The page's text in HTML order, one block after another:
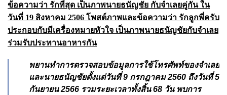
ข้อความว่า รักที่สุด เป็นภาพนายธนัญชัย กับจําเลยคู่กัน ใน
วันที่ 19 สิงหาคม 2506 โพสต์ภาพและข้อความว่า รักลูกพี่ครับ
ประกอบกับมีเครื่องหมายหัวใจ เป็นภาพนายธนัญชัยกับจําเลย
ร่วมรับประทานอาหารกัน
พยานทําการตรวจสอบข้อมูลการใช้โทรศัพท์ของจําเลย
และนายธนัญชัยตั้งแต่วันที่ 9 กรกฎาคม 2560 ถึงวันที่ 5
กันยายน 2566 รวมระยะเวลาทั้งสิ้น 68 วัน พบการ